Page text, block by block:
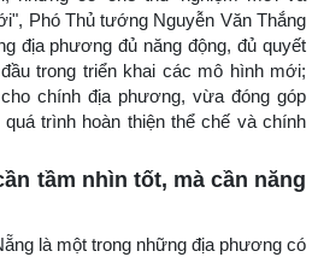
Phó Thủ tướng Nguyễn Văn Thắng
địa phương đủ năng động, đủ quyết
trong triển khai các mô hình mới;
chính địa phương, vừa đóng góp
trình hoàn thiện thể chế và chính
tầm nhìn tốt, mà cần năng
là một trong những địa phương có